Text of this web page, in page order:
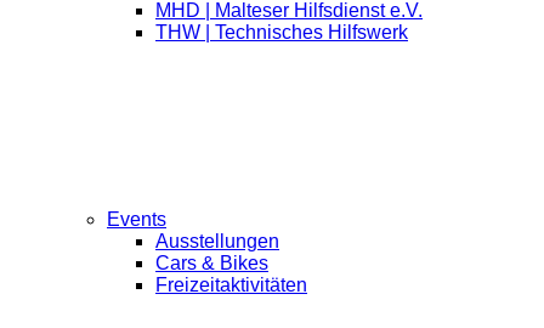
MHD | Malteser Hilfsdienst e.V.
THW | Technisches Hilfswerk
Events
Ausstellungen
Cars & Bikes
Freizeitaktivitäten